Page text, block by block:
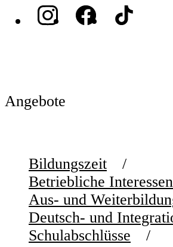
Angebote
Bildungszeit
Betriebliche
Aus- und
Deutsch- und
Schulabschlüsse